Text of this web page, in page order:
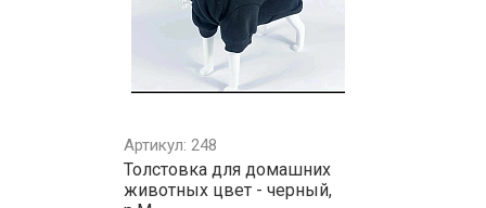
Артикул: 248
Толстовка для домашних
животных цвет - черный,